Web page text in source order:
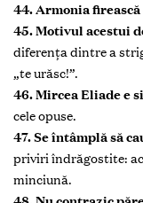
44. Armonia
45. Motivul acestui
diferenţa dintre a
„te urăsc!”.
46. Mircea Eliade e
cele opuse.
47. Se întâmplă să
priviri îndrăgostite:
minciună.